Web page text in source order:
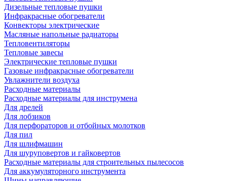
Дизельные тепловые пушки
Инфракрасные обогреватели
Конвекторы электрические
Масляные напольные радиаторы
Тепловентиляторы
Тепловые завесы
Электрические тепловые пушки
Газовые инфракрасные обогреватели
Увлажнители воздуха
Расходные материалы
Расходные материалы для инструмена
Для дрелей
Для лобзиков
Для перфораторов и отбойных молотков
Для пил
Для шлифмашин
Для шуруповертов и гайковертов
Расходные материалы для строительных пылесосов
Для аккумуляторного инструмента